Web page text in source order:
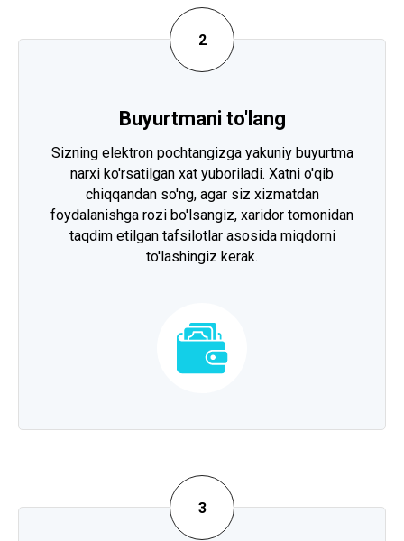
Buyurtmani to'lang
Sizning elektron pochtangizga yakuniy buyurtma
narxi ko'rsatilgan xat yuboriladi. Xatni o'qib
chiqqandan so'ng, agar siz xizmatdan
foydalanishga rozi bo'lsangiz, xaridor tomonidan
taqdim etilgan tafsilotlar asosida miqdorni
to'lashingiz kerak.